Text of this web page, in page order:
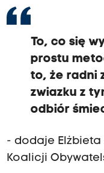
To, co się
prostu
to, że radni
zwiazku z
odbiór
- dodaje Elżbieta
Koalicji